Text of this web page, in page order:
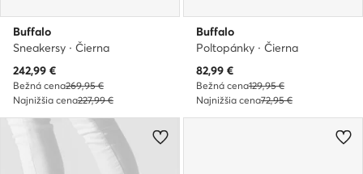
Buffalo
Sneakersy · Čierna
Aktuálna cena
242,99 €
Bežná cena269,95 €
Najnižšia cena227,99 €
Buffalo
Poltopánky · Čierna
Aktuálna cena
82,99 €
Bežná cena129,95 €
Najnižšia cena72,95 €